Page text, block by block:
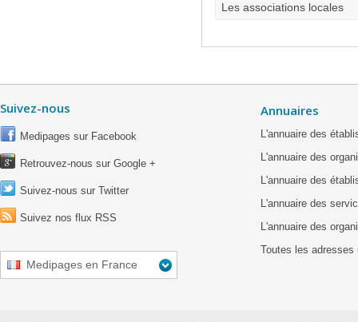
Les associations locales
Suivez-nous
Medipages sur Facebook
Retrouvez-nous sur Google +
Suivez-nous sur Twitter
Suivez nos flux RSS
Medipages en France
Annuaires
L'annuaire des
L'annuaire des
L'annuaire des
L'annuaire des
L'annuaire des
Toutes les adresses